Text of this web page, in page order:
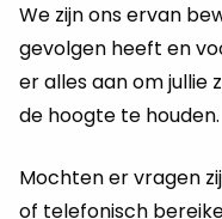
We zijn ons ervan
gevolgen heeft en
er alles aan om jullie
de hoogte te houden.
Mochten er vragen
of telefonisch